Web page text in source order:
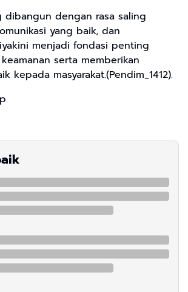
dibangun dengan rasa saling
yang baik, dan
menjadi fondasi penting
serta memberikan
kepada masyarakat.(Pendim_1412).